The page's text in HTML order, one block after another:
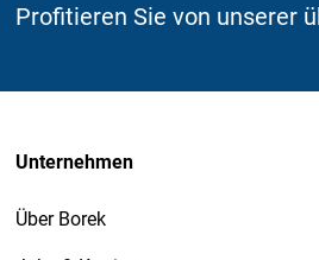
Profitieren Sie von unserer
Unternehmen
Über Borek